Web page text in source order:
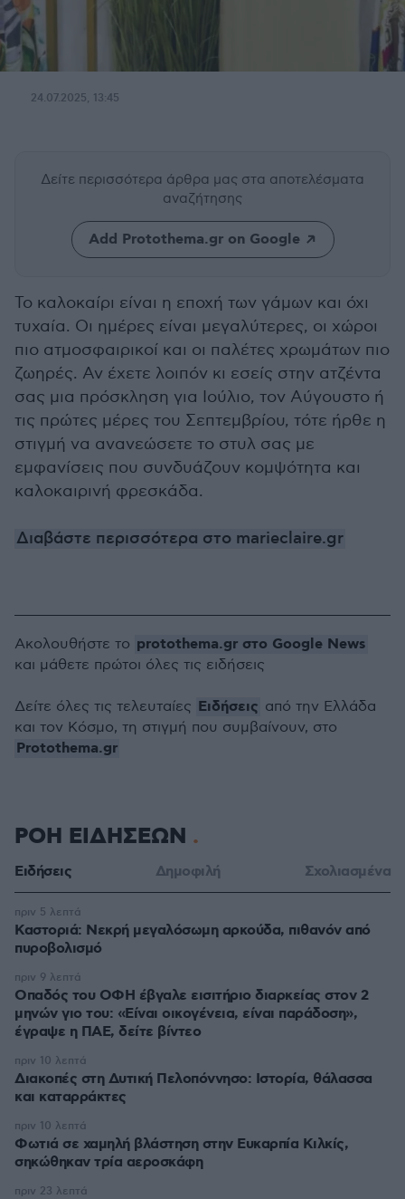
24.07.2025, 13:45
Δείτε περισσότερα άρθρα μας στα αποτελέσματα
αναζήτησης
Add Protothema.gr on Google
Το καλοκαίρι είναι η εποχή των γάμων και όχι
τυχαία. Οι ημέρες είναι μεγαλύτερες, οι χώροι
πιο ατμοσφαιρικοί και οι παλέτες χρωμάτων πιο
ζωηρές. Αν έχετε λοιπόν κι εσείς στην ατζέντα
σας μια πρόσκληση για Ιούλιο, τον Αύγουστο ή
τις πρώτες μέρες του Σεπτεμβρίου, τότε ήρθε η
στιγμή να ανανεώσετε το στυλ σας με
εμφανίσεις που συνδυάζουν κομψότητα και
καλοκαιρινή φρεσκάδα.
Διαβάστε περισσότερα στο marieclaire.gr
Ακολουθήστε το protothema.gr στο Google News
και μάθετε πρώτοι όλες τις ειδήσεις
Δείτε όλες τις τελευταίες Ειδήσεις από την Ελλάδα
και τον Κόσμο, τη στιγμή που συμβαίνουν, στο
Protothema.gr
ΡΟΗ ΕΙΔΗΣΕΩΝ
Ειδήσεις Δημοφιλή Σχολιασμένα
Καστοριά: Νεκρή μεγαλόσωμη αρκούδα, πιθανόν από
πυροβολισμό
πριν 5 λεπτά
Οπαδός του ΟΦΗ έβγαλε εισιτήριο διαρκείας στον 2
μηνών γιο του: «Είναι οικογένεια, είναι παράδοση»,
έγραψε η ΠΑΕ, δείτε βίντεο
πριν 9 λεπτά
Διακοπές στη Δυτική Πελοπόννησο: Ιστορία, θάλασσα
και καταρράκτες
πριν 10 λεπτά
Φωτιά σε χαμηλή βλάστηση στην Ευκαρπία Κιλκίς,
σηκώθηκαν τρία αεροσκάφη
πριν 10 λεπτά
πριν 23 λεπτά